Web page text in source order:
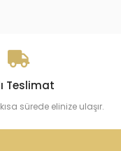
Teslimat
sürede elinize ulaşır.